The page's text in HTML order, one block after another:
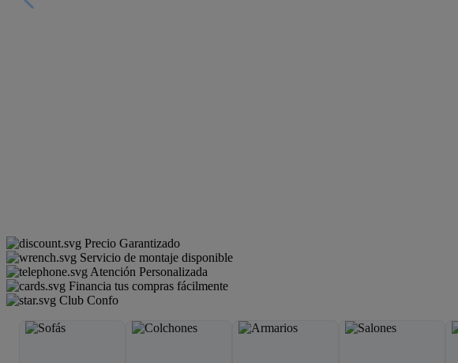
Precio Garantizado
Servicio de montaje disponible
Atención Personalizada
Financia tus compras fácilmente
Club Confo